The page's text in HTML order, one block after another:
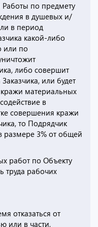
по предмету
в душевых и/
в период
какой-либо
или по
либо совершит
или будет
материальных
в
совершения кражи
то Подрядчик
размере 3% от общей
работ по Объекту
труда рабочих
отказаться от
или в части,